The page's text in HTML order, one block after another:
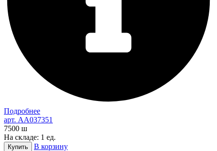
Подробнее
арт. AA037351
7500 ш
На складе: 1 ед.
Купить В корзину